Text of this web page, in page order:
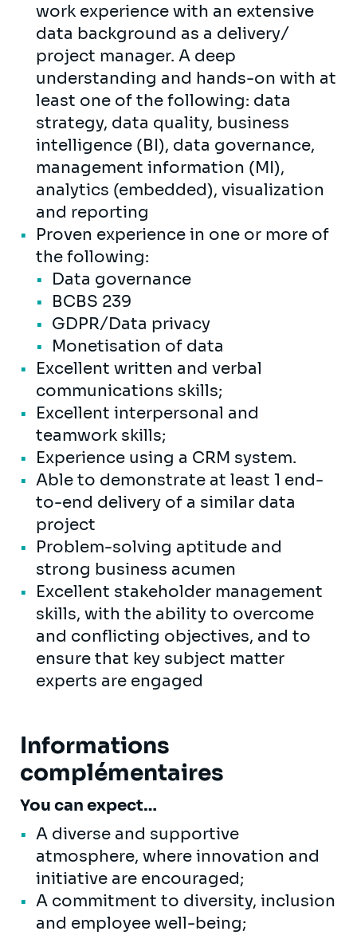
work experience with an extensive
data background as a delivery/
project manager. A deep
understanding and hands-on with at
least one of the following: data
strategy, data quality, business
intelligence (BI), data governance,
management information (MI),
analytics (embedded), visualization
and reporting
Proven experience in one or more of
the following:
Data governance
BCBS 239
GDPR/Data privacy
Monetisation of data
Excellent written and verbal
communications skills;
Excellent interpersonal and
teamwork skills;
Experience using a CRM system.
Able to demonstrate at least 1 end-
to-end delivery of a similar data
project
Problem-solving aptitude and
strong business acumen
Excellent stakeholder management
skills, with the ability to overcome
and conflicting objectives, and to
ensure that key subject matter
experts are engaged
Informations
complémentaires
You can expect…
A diverse and supportive
atmosphere, where innovation and
initiative are encouraged;
A commitment to diversity, inclusion
and employee well-being;